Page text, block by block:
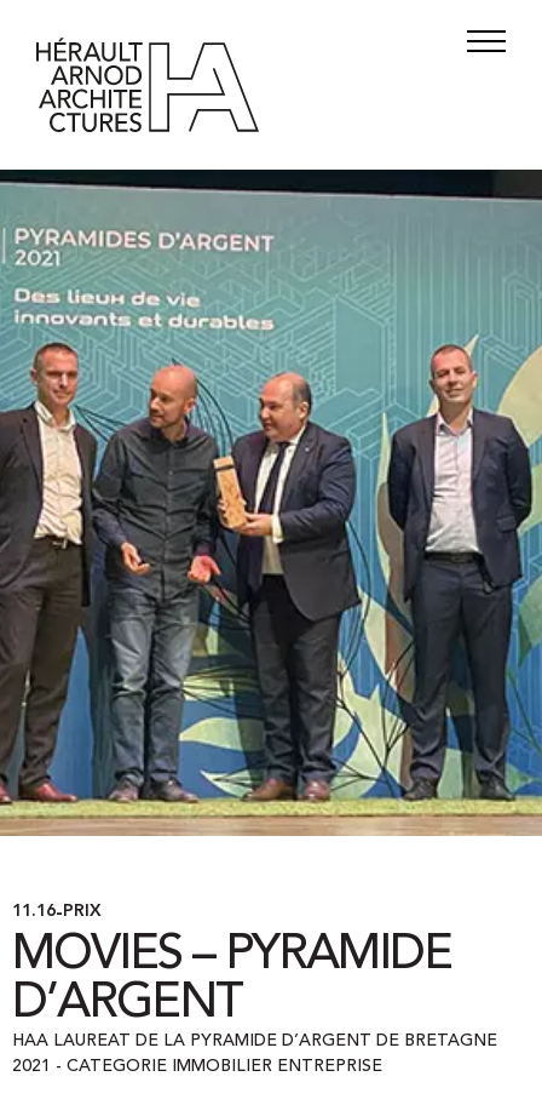
11.16- PRIX
MOVIES – PYRAMIDE
D’ARGENT
HAA LAUREAT DE LA PYRAMIDE D’ARGENT DE BRETAGNE
2021 - CATEGORIE IMMOBILIER ENTREPRISE